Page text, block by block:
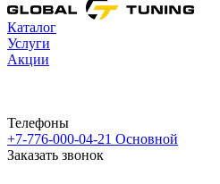
Каталог
Услуги
Акции
Телефоны
+7-776-000-04-21 Основной
Заказать звонок